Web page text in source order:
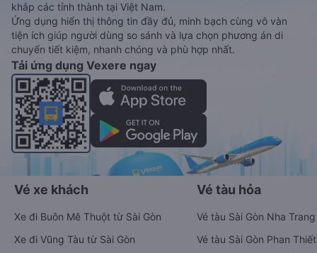
khắp các tỉnh thành tại Việt Nam.
Ứng dụng hiển thị thông tin đầy đủ, minh bạch cùng vô vàn
tiện ích giúp người dùng so sánh và lựa chọn phương án di
chuyển tiết kiệm, nhanh chóng và phù hợp nhất.
Tải ứng dụng Vexere ngay
Vé xe khách
Xe đi Buôn Mê Thuột từ Sài Gòn
Xe đi Vũng Tàu từ Sài Gòn
Vé tàu hỏa
Vé tàu Sài Gòn Nha Trang
Vé tàu Sài Gòn Phan Thiết